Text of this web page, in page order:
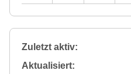
Zuletzt aktiv:
Aktualisiert: